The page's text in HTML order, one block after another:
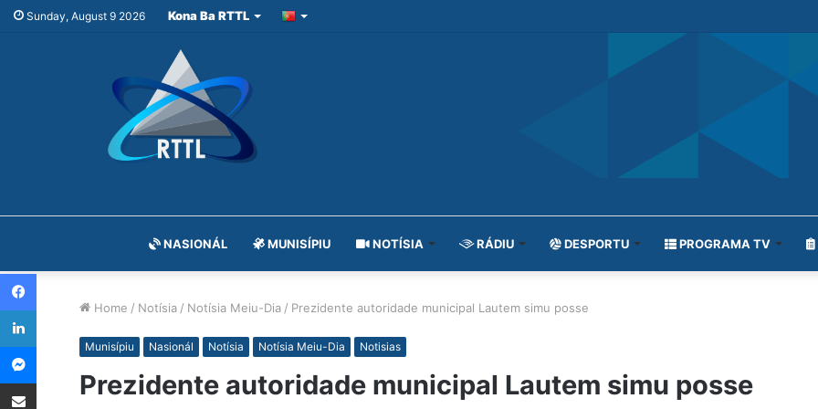
Sunday, August 9 2026 Kona Ba RTTL
NASIONÁL MUNISÍPIU NOTÍSIA RÁDIU DESPORTU PROGRAMA TV
Home / Notísia / Notísia Meiu-Dia / Prezidente autoridade municipal Lautem simu posse
Munisípiu Nasionál Notísia Notísia Meiu-Dia Notisias
Prezidente autoridade municipal Lautem simu posse
Facebook
LinkedIn
Messenger